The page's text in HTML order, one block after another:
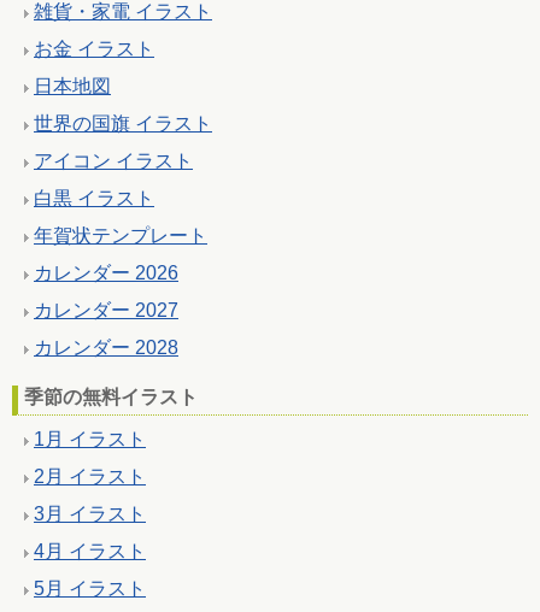
雑貨・家電 イラスト
お金 イラスト
日本地図
世界の国旗 イラスト
アイコン イラスト
白黒 イラスト
年賀状テンプレート
カレンダー 2026
カレンダー 2027
カレンダー 2028
季節の無料イラスト
1月 イラスト
2月 イラスト
3月 イラスト
4月 イラスト
5月 イラスト